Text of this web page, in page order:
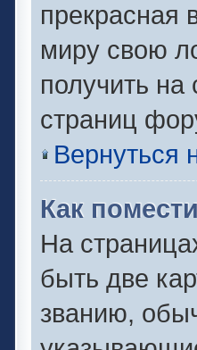
прекрасная
миру свою
получить на
страниц
Вернуться
Как
На
быть две
званию,